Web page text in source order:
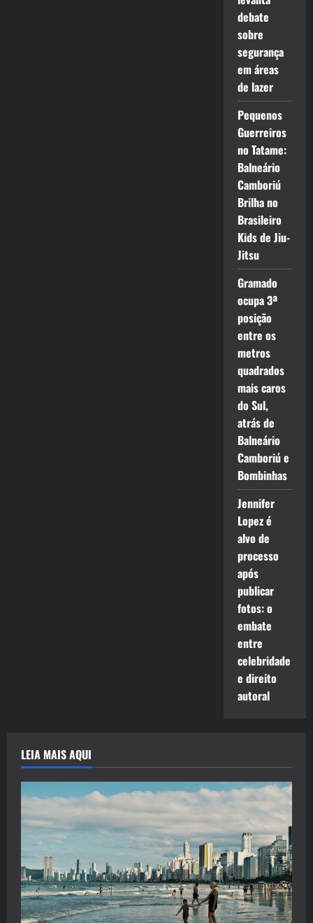
debate
sobre
segurança
em áreas
de lazer
Pequenos
Guerreiros
no Tatame:
Balneário
Camboriú
Brilha no
Brasileiro
Kids de Jiu-
Jitsu
Gramado
ocupa 3ª
posição
entre os
metros
quadrados
mais caros
do Sul,
atrás de
Balneário
Camboriú e
Bombinhas
Jennifer
Lopez é
alvo de
processo
após
publicar
fotos: o
embate
entre
celebridade
e direito
autoral
LEIA MAIS AQUI